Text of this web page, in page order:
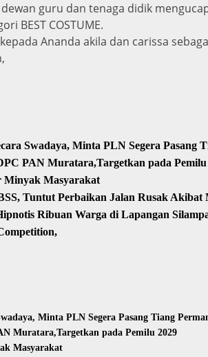
guru dan tenaga didik
BEST COSTUME.
Ananda akila dan carissa
Swadaya, Minta PLN Segera Pasang
PAN Muratara,Targetkan pada Pemilu
Minyak Masyarakat
Tuntut Perbaikan Jalan Rusak Akibat
Ribuan Warga di Lapangan
Minta PLN Segera Pasang Tiang
Muratara,Targetkan pada Pemilu 2029
Masyarakat